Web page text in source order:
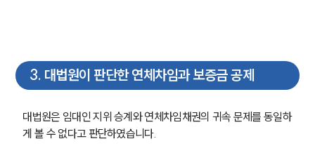
3. 대법원이 판단한 연체차임과 보증금 공제
대법원은 임대인 지위 승계와 연체차임채권의 귀속 문제를 동일하
게 볼 수 없다고 판단하였습니다.